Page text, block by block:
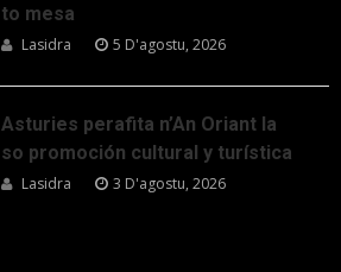
to mesa
Lasidra 5 D'agostu, 2026
Asturies perafita n’An Oriant la
so promoción cultural y turística
Lasidra 3 D'agostu, 2026